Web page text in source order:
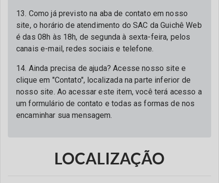
13. Como já previsto na aba de contato em nosso
site, o horário de atendimento do SAC da Guichê Web
é das 08h às 18h, de segunda à sexta-feira, pelos
canais e-mail, redes sociais e telefone.
14. Ainda precisa de ajuda? Acesse nosso site e
clique em "Contato", localizada na parte inferior de
nosso site. Ao acessar este item, você terá acesso a
um formulário de contato e todas as formas de nos
encaminhar sua mensagem.
LOCALIZAÇÃO